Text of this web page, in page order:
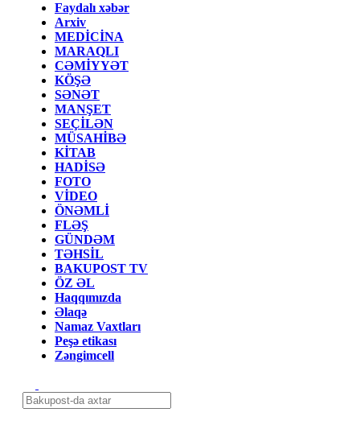
Faydalı xəbər
Arxiv
MEDİCİNA
MARAQLI
CƏMİYYƏT
KÖŞƏ
SƏNƏT
MANŞET
SEÇİLƏN
MÜSAHİBƏ
KİTAB
HADİSƏ
FOTO
VİDEO
ÖNƏMLİ
FLƏŞ
GÜNDƏM
TƏHSİL
BAKUPOST TV
ÖZ ƏL
Haqqımızda
Əlaqə
Namaz Vaxtları
Peşə etikası
Zəngimcell